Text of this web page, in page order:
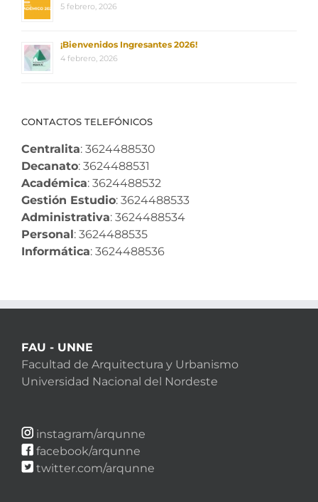
5 febrero, 2026
¡Bienvenidos Ingresantes 2026!
4 febrero, 2026
CONTACTOS TELEFÓNICOS
Centralita: 3624488530
Decanato: 3624488531
Académica: 3624488532
Gestión Estudio: 3624488533
Administrativa: 3624488534
Personal: 3624488535
Informática: 3624488536
FAU - UNNE
Facultad de Arquitectura y Urbanismo
Universidad Nacional del Nordeste
instagram/arqunne
facebook/arqunne
twitter.com/arqunne